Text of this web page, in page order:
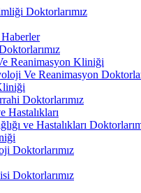
Doktorlarımız
Reanimasyon Kliniği
Ve Reanimasyon
Doktorlarımız
Hastalıkları
ve Hastalıkları
Doktorlarımız
Doktorlarımız